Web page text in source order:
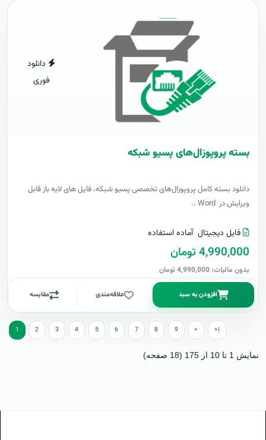
دانلود
فوری
بسته پروپوزال‌های پسیو شبکه
دانلود بسته کامل پروپوزال‌های تخصصی پسیو شبکه، فایل های لایه باز قابل
ویرایش در Word ..
فایل دیجیتال آماده استفاده
4,990,000 تومان
بدون مالیات: 4,990,000 تومان
افزودن به سبد علاقه‌مندی مقایسه
1 2 3 4 5 6 7 8 9 > >|
نمایش 1 تا 10 از 175 (18 صفحه)